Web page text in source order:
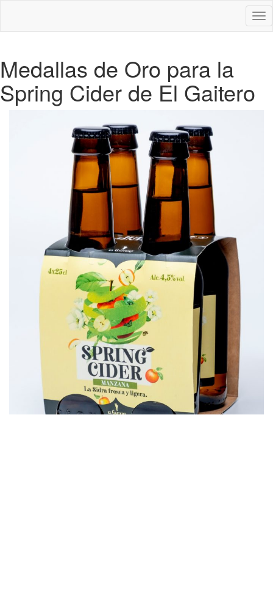
Medallas de Oro para la
Spring Cider de El Gaitero